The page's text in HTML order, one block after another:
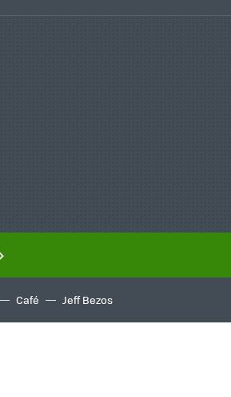
Café Jeff Bezos